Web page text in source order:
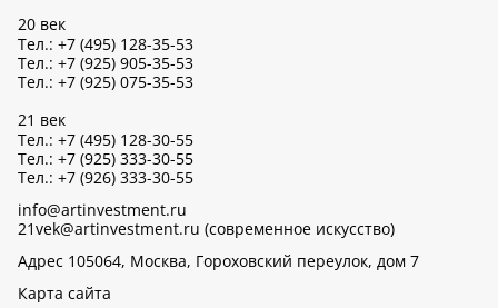
20 век
Тел.: +7 (495) 128-35-53
Тел.: +7 (925) 905-35-53
Тел.: +7 (925) 075-35-53
21 век
Тел.: +7 (495) 128-30-55
Тел.: +7 (925) 333-30-55
Тел.: +7 (926) 333-30-55
info@artinvestment.ru
21vek@artinvestment.ru (современное искусство)
Адрес 105064, Москва, Гороховский переулок, дом 7
Карта сайта